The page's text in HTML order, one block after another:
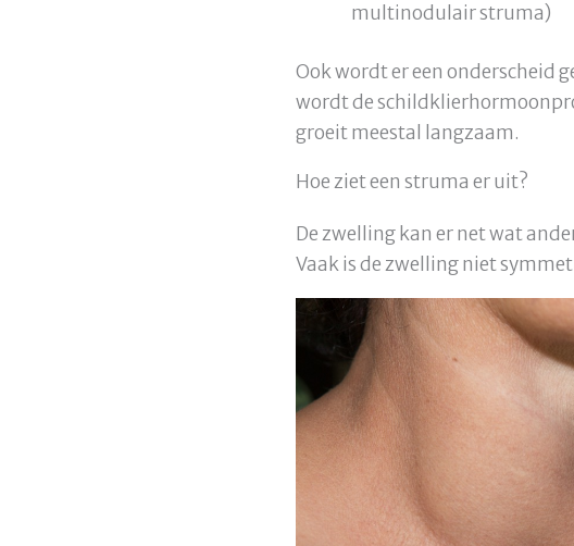
multinodulair struma)
Ook wordt er een onderscheid
wordt de
groeit meestal langzaam.
Hoe ziet een struma er uit?
De zwelling kan er net wat
Vaak is de zwelling niet